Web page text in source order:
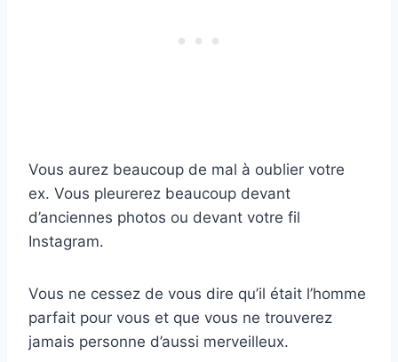
Vous aurez beaucoup de mal à oublier votre
ex. Vous pleurerez beaucoup devant
d’anciennes photos ou devant votre fil
Instagram.
Vous ne cessez de vous dire qu’il était l’homme
parfait pour vous et que vous ne trouverez
jamais personne d’aussi merveilleux.